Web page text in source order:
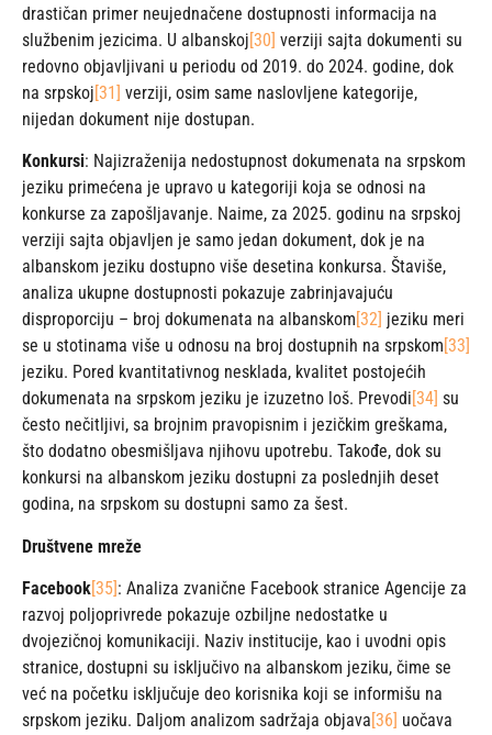
drastičan primer neujednačene dostupnosti informacija na
službenim jezicima. U albanskoj[30] verziji sajta dokumenti su
redovno objavljivani u periodu od 2019. do 2024. godine, dok
na srpskoj[31] verziji, osim same naslovljene kategorije,
nijedan dokument nije dostupan.
Konkursi: Najizraženija nedostupnost dokumenata na srpskom
jeziku primećena je upravo u kategoriji koja se odnosi na
konkurse za zapošljavanje. Naime, za 2025. godinu na srpskoj
verziji sajta objavljen je samo jedan dokument, dok je na
albanskom jeziku dostupno više desetina konkursa. Štaviše,
analiza ukupne dostupnosti pokazuje zabrinjavajuću
disproporciju – broj dokumenata na albanskom [32] jeziku meri
se u stotinama više u odnosu na broj dostupnih na srpskom [33]
jeziku. Pored kvantitativnog nesklada, kvalitet postojećih
dokumenata na srpskom jeziku je izuzetno loš. Prevodi [34] su
često nečitljivi, sa brojnim pravopisnim i jezičkim greškama,
što dodatno obesmišljava njihovu upotrebu. Takođe, dok su
konkursi na albanskom jeziku dostupni za poslednjih deset
godina, na srpskom su dostupni samo za šest.
Društvene mreže
Facebook [35] : Analiza zvanične Facebook stranice Agencije za
razvoj poljoprivrede pokazuje ozbiljne nedostatke u
dvojezičnoj komunikaciji. Naziv institucije, kao i uvodni opis
stranice, dostupni su isključivo na albanskom jeziku, čime se
već na početku isključuje deo korisnika koji se informišu na
srpskom jeziku. Daljom analizom sadržaja objava [36] uočava